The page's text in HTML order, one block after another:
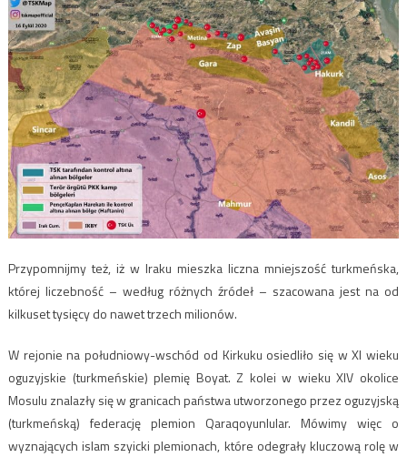
Przypomnijmy też, iż w Iraku mieszka liczna mniejszość turkmeńska,
której liczebność – według różnych źródeł – szacowana jest na od
kilkuset tysięcy do nawet trzech milionów.
W rejonie na południowy-wschód od Kirkuku osiedliło się w XI wieku
oguzyjskie (turkmeńskie) plemię Boyat. Z kolei w wieku XIV okolice
Mosulu znalazły się w granicach państwa utworzonego przez oguzyjską
(turkmeńską) federację plemion Qaraqoyunlular. Mówimy więc o
wyznających islam szyicki plemionach, które odegrały kluczową rolę w